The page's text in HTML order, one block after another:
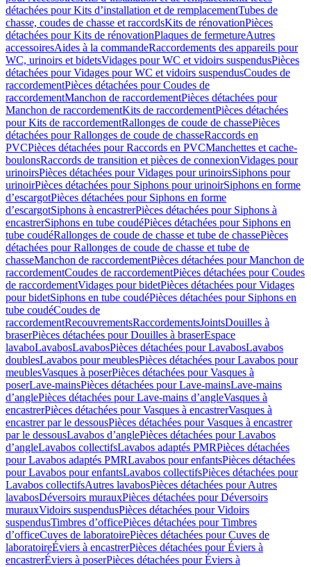
détachées pour Kits d’installation et de remplacementTubes de
chasse, coudes de chasse et raccordsKits de rénovationPièces
détachées pour Kits de rénovationPlaques de fermetureAutres
accessoiresAides à la commandeRaccordements des appareils pour
WC, urinoirs et bidetsVidages pour WC et vidoirs suspendusPièces
détachées pour Vidages pour WC et vidoirs suspendusCoudes de
raccordementPièces détachées pour Coudes de
raccordementManchon de raccordementPièces détachées pour
Manchon de raccordementKits de raccordementPièces détachées
pour Kits de raccordementRallonges de coude de chassePièces
détachées pour Rallonges de coude de chasseRaccords en
PVCPièces détachées pour Raccords en PVCManchettes et cache-
boulonsRaccords de transition et pièces de connexionVidages pour
urinoirsPièces détachées pour Vidages pour urinoirsSiphons pour
urinoirPièces détachées pour Siphons pour urinoirSiphons en forme
d’escargotPièces détachées pour Siphons en forme
d’escargotSiphons à encastrerPièces détachées pour Siphons à
encastrerSiphons en tube coudéPièces détachées pour Siphons en
tube coudéRallonges de coude de chasse et tube de chassePièces
détachées pour Rallonges de coude de chasse et tube de
chasseManchon de raccordementPièces détachées pour Manchon de
raccordementCoudes de raccordementPièces détachées pour Coudes
de raccordementVidages pour bidetPièces détachées pour Vidages
pour bidetSiphons en tube coudéPièces détachées pour Siphons en
tube coudéCoudes de
raccordementRecouvrementsRaccordementsJointsDouilles à
braserPièces détachées pour Douilles à braserEspace
lavaboLavabosLavabosPièces détachées pour LavabosLavabos
doublesLavabos pour meublesPièces détachées pour Lavabos pour
meublesVasques à poserPièces détachées pour Vasques à
poserLave-mainsPièces détachées pour Lave-mainsLave-mains
d’anglePièces détachées pour Lave-mains d’angleVasques à
encastrerPièces détachées pour Vasques à encastrerVasques à
encastrer par le dessousPièces détachées pour Vasques à encastrer
par le dessousLavabos d’anglePièces détachées pour Lavabos
d’angleLavabos collectifsLavabos adaptés PMRPièces détachées
pour Lavabos adaptés PMRLavabos pour enfantsPièces détachées
pour Lavabos pour enfantsLavabos collectifsPièces détachées pour
Lavabos collectifsAutres lavabosPièces détachées pour Autres
lavabosDéversoirs murauxPièces détachées pour Déversoirs
murauxVidoirs suspendusPièces détachées pour Vidoirs
suspendusTimbres dʼofficePièces détachées pour Timbres
dʼofficeCuves de laboratoirePièces détachées pour Cuves de
laboratoireÉviers à encastrerPièces détachées pour Éviers à
encastrerÉviers à poserPièces détachées pour Éviers à